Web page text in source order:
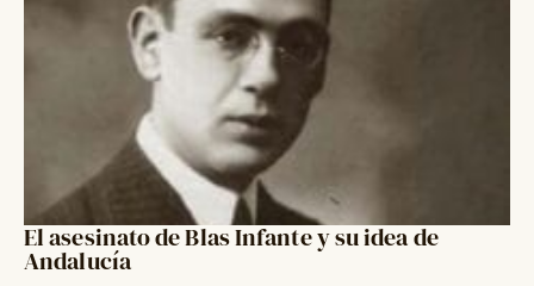
El asesinato de Blas Infante y su idea de
Andalucía